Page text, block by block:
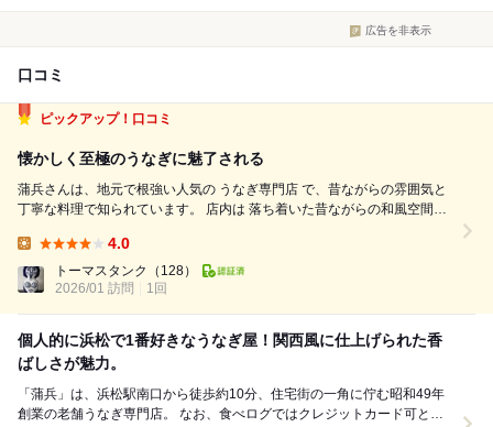
広告を非表示
口コミ
ピックアップ！口コミ
懐かしく至極のうなぎに魅了される
蒲兵さんは、地元で根強い人気の うなぎ専門店 で、昔ながらの雰囲気と
丁寧な料理で知られています。 店内は 落ち着いた昔ながらの和風空間
りやすいです。 カウンターでは 炭火でうなぎを焼く様子が見られ、香ば
しい香りが食欲をそそります...
4.0
トーマスタンク
（128）
2026/01 訪問
1回
個人的に浜松で1番好きなうなぎ屋！関西風に仕上げられた香
ばしさが魅力。
「蒲兵」は、浜松駅南口から徒歩約10分、住宅街の一角に佇む昭和49年
創業の老舗うなぎ専門店。 なお、食べログではクレジットカード可とな